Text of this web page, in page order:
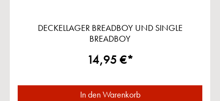
DECKELLAGER BREADBOY UND SINGLE
BREADBOY
14,95 €*
In den Warenkorb